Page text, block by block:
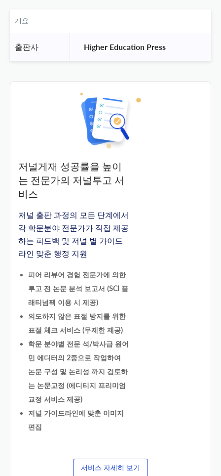
개요
출판사 Higher Education Press
저널게재 성공률을 높이
는 전문가의 저널투고 서
비스
저널 출판 과정의 모든 단계에서
각 학문분야 전문가가 직접 제공
하는 피드백 및 저널 별 가이드
라인 맞춘 행정 지원
피어 리뷰어 경험 전문가에 의한
투고 전 논문 분석 보고서 (SCI 플
래티넘팩 이용 시 제공)
의도하지 않은 표절 방지를 위한
표절 체크 서비스 (무제한 제공)
학문 분야별 전문 석/박사급 원어
민 에디터의 2중으로 작업하여
논문 구성 및 논리성 까지 검토하
는 논문교정 (에디티지 프리미엄
교정 서비스 제공)
저널 가이드라인에 맞춘 이미지
편집
서비스 자세히 보기